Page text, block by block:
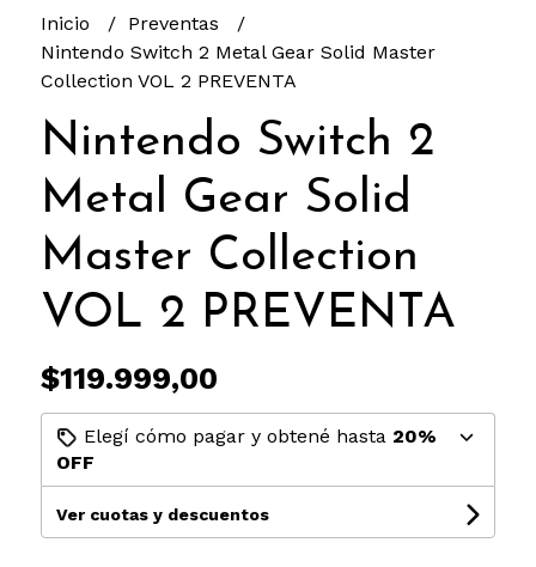
Inicio
Preventas
Nintendo Switch 2 Metal Gear Solid Master
Collection VOL 2 PREVENTA
Nintendo Switch 2
Metal Gear Solid
Master Collection
VOL 2 PREVENTA
$119.999,00
Elegí cómo pagar y obtené hasta 20%
OFF
Ver cuotas y descuentos